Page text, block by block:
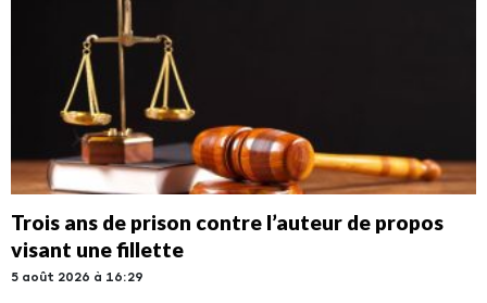
Trois ans de prison contre l’auteur de propos
visant une fillette
5 août 2026 à 16:29